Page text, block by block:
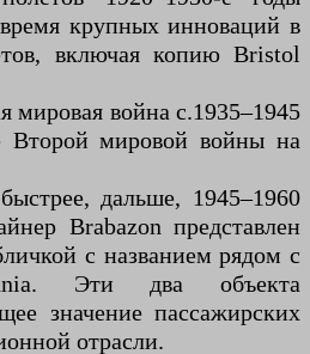
крупных инноваций в
включая копию Bristol
мировая война c.1935–1945
Второй мировой войны на
дальше, 1945–1960
Brabazon представлен
с названием рядом с
Эти два объекта
значение пассажирских
отрасли.